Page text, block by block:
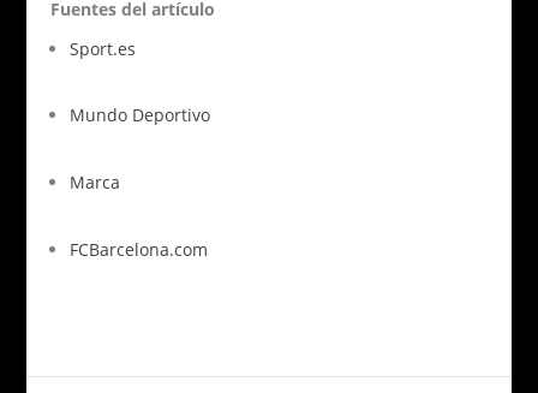
Fuentes del artículo
Sport.es
Mundo Deportivo
Marca
FCBarcelona.com